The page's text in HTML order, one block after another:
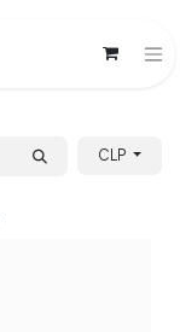
CLP